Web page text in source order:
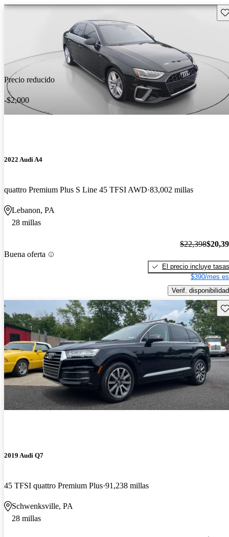
Precio reducido
-$2,000
2022 Audi A4
quattro Premium Plus S Line 45 TFSI AWD 83,002 millas
Lebanon, PA
28 millas
Buena oferta
$22,398
El precio incluye tasas
$390/mes
Verif. disponibilidad
2019 Audi Q7
45 TFSI quattro Premium Plus 91,238 millas
Schwenksville, PA
28 millas